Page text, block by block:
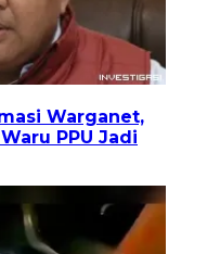
Warganet,
PPU Jadi